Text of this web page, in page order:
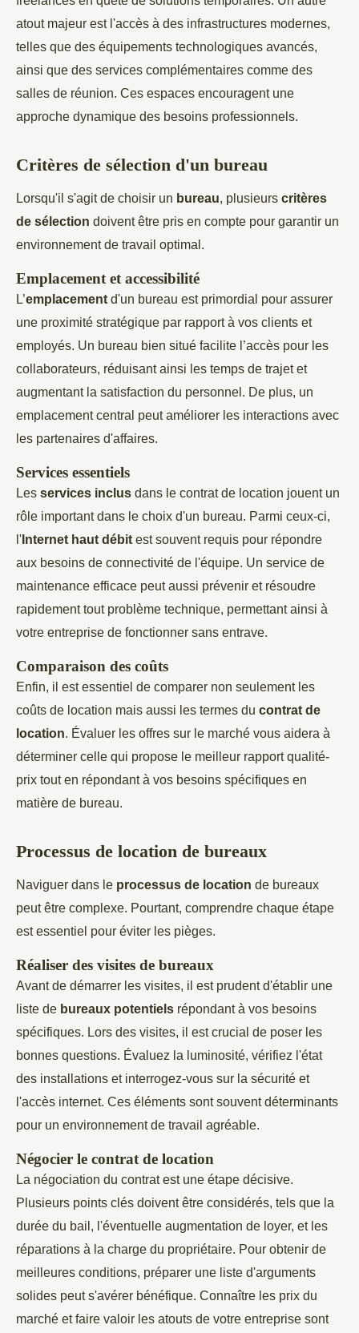
atout majeur est l'accès à des infrastructures modernes,
telles que des équipements technologiques avancés,
ainsi que des services complémentaires comme des
salles de réunion. Ces espaces encouragent une
approche dynamique des besoins professionnels.
Critères de sélection d'un bureau
Lorsqu'il s'agit de choisir un bureau, plusieurs critères
de sélection doivent être pris en compte pour garantir un
environnement de travail optimal.
Emplacement et accessibilité
L’emplacement d'un bureau est primordial pour assurer
une proximité stratégique par rapport à vos clients et
employés. Un bureau bien situé facilite l’accès pour les
collaborateurs, réduisant ainsi les temps de trajet et
augmentant la satisfaction du personnel. De plus, un
emplacement central peut améliorer les interactions avec
les partenaires d'affaires.
Services essentiels
Les services inclus dans le contrat de location jouent un
rôle important dans le choix d'un bureau. Parmi ceux-ci,
l'Internet haut débit est souvent requis pour répondre
aux besoins de connectivité de l'équipe. Un service de
maintenance efficace peut aussi prévenir et résoudre
rapidement tout problème technique, permettant ainsi à
votre entreprise de fonctionner sans entrave.
Comparaison des coûts
Enfin, il est essentiel de comparer non seulement les
coûts de location mais aussi les termes du contrat de
location. Évaluer les offres sur le marché vous aidera à
déterminer celle qui propose le meilleur rapport qualité-
prix tout en répondant à vos besoins spécifiques en
matière de bureau.
Processus de location de bureaux
Naviguer dans le processus de location de bureaux
peut être complexe. Pourtant, comprendre chaque étape
est essentiel pour éviter les pièges.
Réaliser des visites de bureaux
Avant de démarrer les visites, il est prudent d'établir une
liste de bureaux potentiels répondant à vos besoins
spécifiques. Lors des visites, il est crucial de poser les
bonnes questions. Évaluez la luminosité, vérifiez l'état
des installations et interrogez-vous sur la sécurité et
l'accès internet. Ces éléments sont souvent déterminants
pour un environnement de travail agréable.
Négocier le contrat de location
La négociation du contrat est une étape décisive.
Plusieurs points clés doivent être considérés, tels que la
durée du bail, l'éventuelle augmentation de loyer, et les
réparations à la charge du propriétaire. Pour obtenir de
meilleures conditions, préparer une liste d'arguments
solides peut s'avérer bénéfique. Connaître les prix du
marché et faire valoir les atouts de votre entreprise sont